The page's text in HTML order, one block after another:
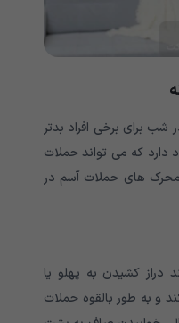
برای برخی افراد بدتر
که می تواند حملات
محرک های حملات آسم در
دراز کشیدن به پهلو یا
و به طور بالقوه حملات